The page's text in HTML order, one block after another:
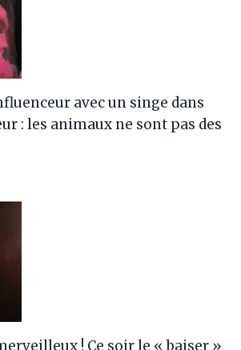
avec un singe dans
: les animaux ne sont pas des
! Ce soir le « baiser »